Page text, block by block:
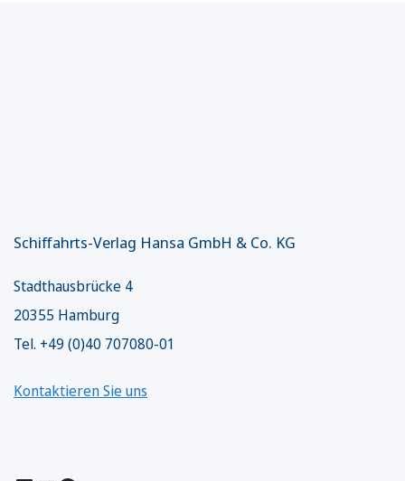
Schiffahrts-Verlag Hansa GmbH & Co. KG
Stadthausbrücke 4
20355 Hamburg
Tel. +49 (0)40 707080-01
Kontaktieren Sie uns